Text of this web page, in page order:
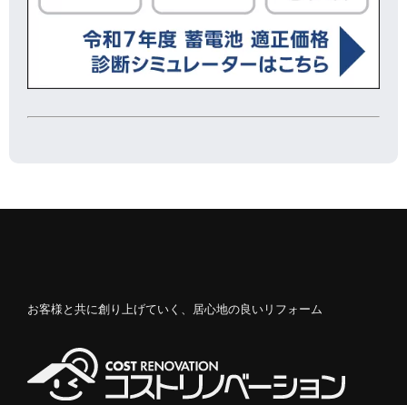
お客様と共に創り上げていく、居心地の良いリフォーム